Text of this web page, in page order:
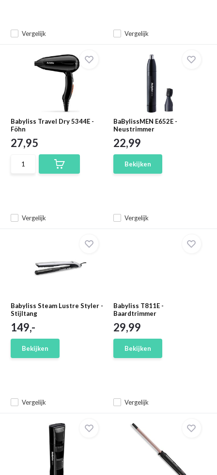
Vergelijk Vergelijk
Babyliss Travel Dry 5344E -
Föhn
Vergelijk
27,95
BaBylissMEN E652E -
Neustrimmer
Vergelijk
22,99
Bekijken
Babyliss Steam Lustre Styler -
Stijltang
Vergelijk
149,-
Bekijken
Babyliss T811E -
Baardtrimmer
Vergelijk
29,99
Bekijken